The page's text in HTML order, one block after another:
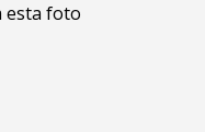
esta foto